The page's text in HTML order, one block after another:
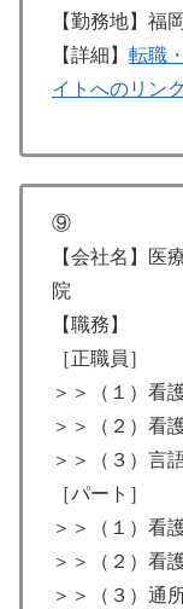
【勤務地】福
【詳細】 転職
イトへのリンク
⑨
【会社名】
院
【職務】
［正職員］
＞＞（１）看
＞＞（２）看
＞＞（３）言
［パート］
＞＞（１）看
＞＞（２）看
＞＞（３）通